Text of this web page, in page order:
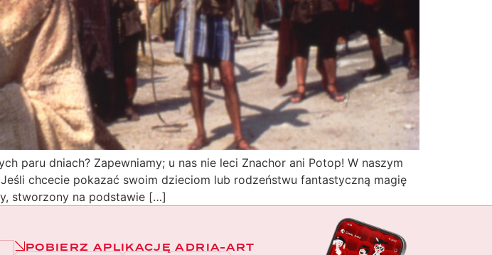
paru dniach? Zapewniamy; u nas nie leci Znachor ani Potop! W naszym
chcecie pokazać swoim dzieciom lub rodzeństwu fantastyczną magię
stworzony na podstawie […]
POBIERZ APLIKACJĘ ADRIA-ART